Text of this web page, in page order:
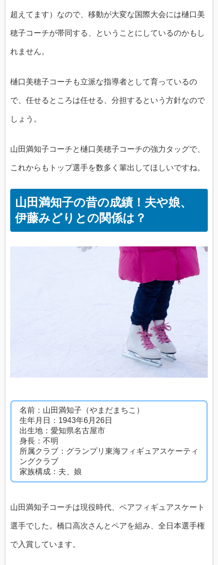
超えてます）なので、移動が大変な国際大会には樋口美
穂子コーチが帯同する、ということにしているのかもし
れません。
樋口美穂子コーチも立派な指導者として育っているの
で、任せるところは任せる、分担するという方針なので
しょう。
山田満知子コーチと樋口美穂子コーチの強力タッグで、
これからもトップ選手を数多く輩出してほしいですね。
山田満知子の昔の成績！夫や娘、
伊藤みどりとの関係は？
名前：山田満知子（やまだまちこ）
生年月日：1943年6月26日
出生地：愛知県名古屋市
身長：不明
所属クラブ：グランプリ東海フィギュアスケーティ
ングクラブ
家族構成：夫、娘
山田満知子コーチは現役時代、ペアフィギュアスケート
選手でした。橋口高次さんとペアを組み、全日本選手権
で入賞しています。